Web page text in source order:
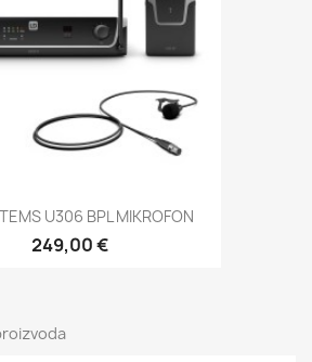
U306 BPL MIKROFON
249,00 €